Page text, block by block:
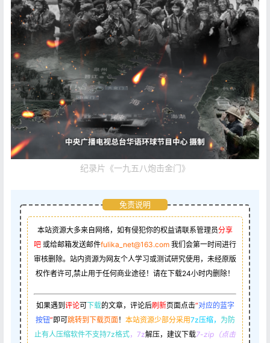
纪录片《一九五八炮击金门》
免责说明
本站资源大多来自网络，如有侵犯你的权益请联系管理员分享
吧 或给邮箱发送邮件fulika_net@163.com 我们会第一时间进行
审核删除。站内资源为网友个人学习或测试研究使用，未经原版
权作者许可,禁止用于任何商业途径！请在下载24小时内删除！
如果遇到评论可下载的文章，评论后刷新页面点击“对应的蓝字
按钮”即可跳转到下载页面！ 本站资源少部分采用7z压缩， 为防
止有人压缩软件不支持7z格式，7z解压，建议下载7-zip（点击